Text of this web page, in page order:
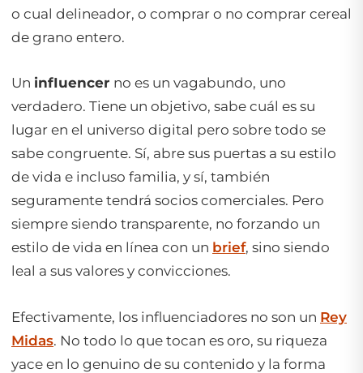
o cual delineador, o comprar o no comprar cereal
de grano entero.
Un infIuencer no es un vagabundo, uno
verdadero. Tiene un objetivo, sabe cuál es su
lugar en el universo digital pero sobre todo se
sabe congruente. Sí, abre sus puertas a su estilo
de vida e incluso familia, y sí, también
seguramente tendrá socios comerciales. Pero
siempre siendo transparente, no forzando un
estilo de vida en línea con un brief, sino siendo
leal a sus valores y convicciones.
Efectivamente, los influenciadores no son un Rey
Midas. No todo lo que tocan es oro, su riqueza
yace en lo genuino de su contenido y la forma